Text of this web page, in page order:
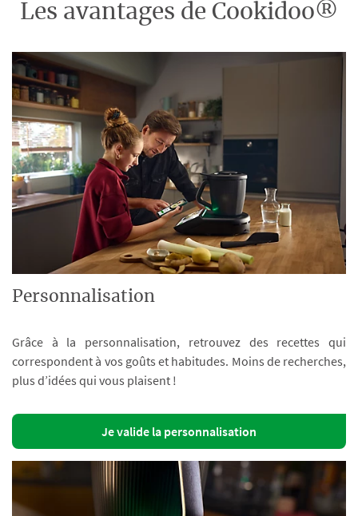
Les avantages de Cookidoo®
Personnalisation
Grâce à la personnalisation, retrouvez des recettes qui
correspondent à vos goûts et habitudes. Moins de recherches,
plus d’idées qui vous plaisent !
Je valide la personnalisation